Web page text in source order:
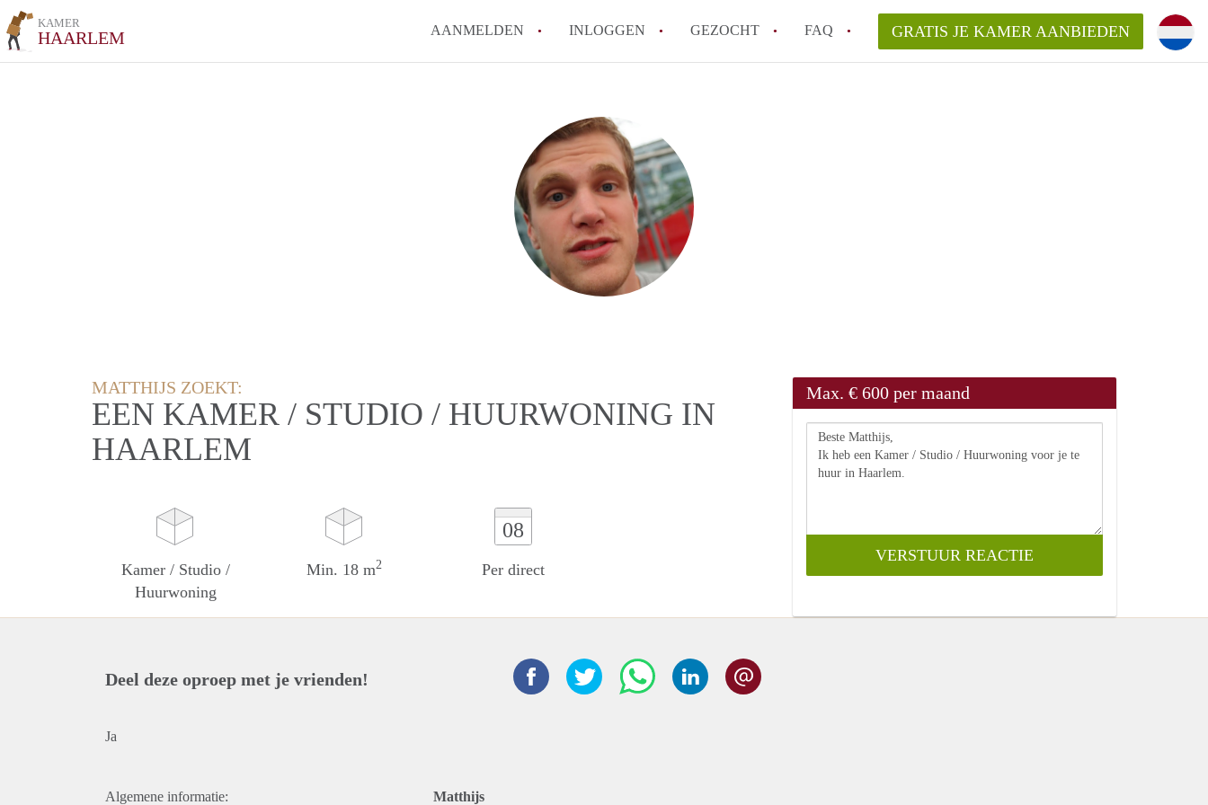
KAMER
HAARLEM AANMELDEN INLOGGEN GEZOCHT FAQ
Wat is de privacyverklaring van KamerHaarlem?
Berekent KamerHaarlem makelaarsvergoeding/bemiddelingsvergoeding?
Is KamerHaarlem verantwoordelijk voor de aangeboden Kamer / Kamers in
Haarlem?
Alle veelgestelde vragen
GRATIS JE KAMER AANBIEDEN
MATTHIJS ZOEKT:
EEN KAMER / STUDIO / HUURWONING IN
HAARLEM
Kamer / Studio /
Huurwoning
Min. 18 m2
08
Per direct
Max. € 600 per maand
Deel deze oproep met je vrienden!
Ja
Algemene informatie: Matthijs